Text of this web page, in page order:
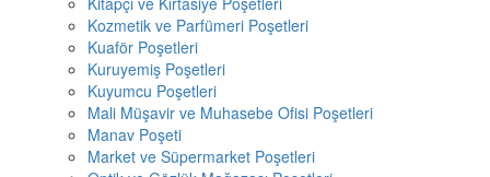
Kozmetik ve Parfümeri Poşetleri
Kuaför Poşetleri
Kuruyemiş Poşetleri
Kuyumcu Poşetleri
Mali Müşavir ve Muhasebe Ofisi Poşetleri
Manav Poşeti
Market ve Süpermarket Poşetleri